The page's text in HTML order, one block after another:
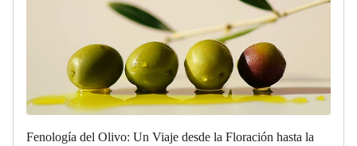
Fenología del Olivo: Un Viaje desde la Floración hasta la